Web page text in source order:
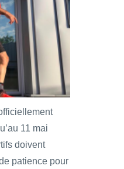
11 mai
doivent
patience pour